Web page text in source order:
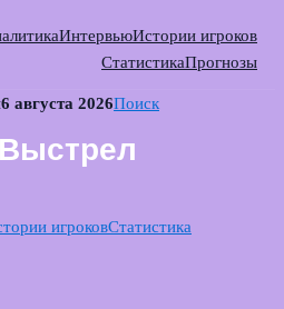
ИнтервьюИстории игроков
СтатистикаПрогнозы
6 августа 2026Поиск
игроковСтатистика